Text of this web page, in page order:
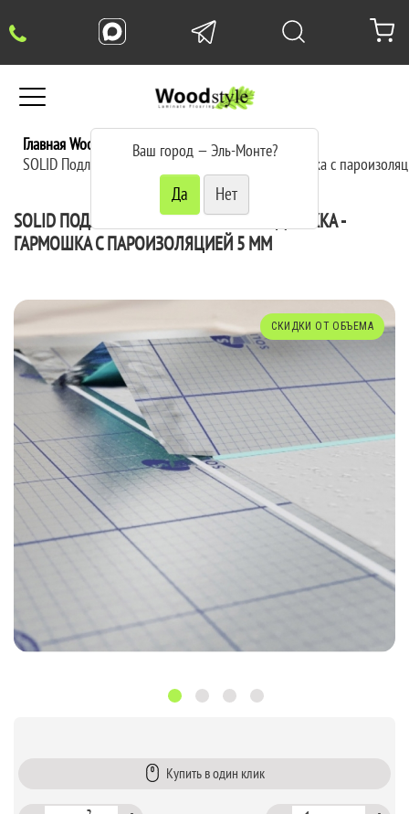
Ваш город —Эль-Монте?
Главная WoodStyle
Подложка
SOLID Подложка композитная подложка - гармошка с
SOLID ПОДЛОЖКА КОМПОЗИТНАЯ ПОДЛОЖКА -
ГАРМОШКА С ПАРОИЗОЛЯЦИЕЙ 5 ММ
СКИДКИ ОТ ОБЪЕМА
Купить в один клик